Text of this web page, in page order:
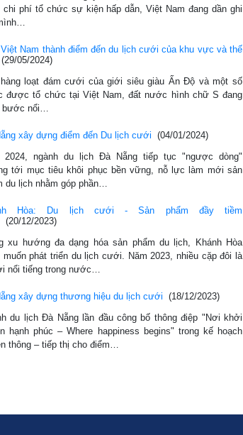
chi phí tổ chức sự kiện hấp dẫn, Việt Nam đang dần ghi
Nam thành điểm đến du lịch cưới của khu vực và thế
(29/05/2024)
loạt đám cưới của giới siêu giàu Ấn Độ và một số
được tổ chức tại Việt Nam, đất nước hình chữ S đang
bước nổi…
xây dựng điểm đến Du lịch cưới (04/01/2024)
2024, ngành du lịch Đà Nẵng tiếp tục "ngược dòng"
tới mục tiêu khôi phục bền vững, nỗ lực làm mới sản
du lịch nhằm góp phần…
Hòa: Du lịch cưới - Sản phẩm đầy tiềm
(20/12/2023)
xu hướng đa dạng hóa sản phẩm du lịch, Khánh Hòa
muốn phát triển du lịch cưới. Năm 2023, nhiều cặp đôi là
nổi tiếng trong nước…
xây dựng thương hiệu du lịch cưới (18/12/2023)
du lịch Đà Nẵng lần đầu công bố thông điệp "Nơi khởi
hạnh phúc – Where happiness begins" trong kế hoạch
thông – tiếp thị cho điểm…